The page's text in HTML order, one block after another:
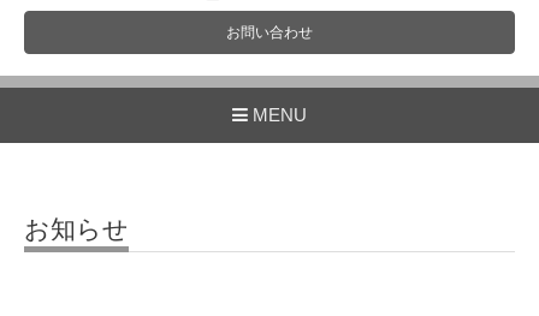
お問い合わせ
MENU
お知らせ